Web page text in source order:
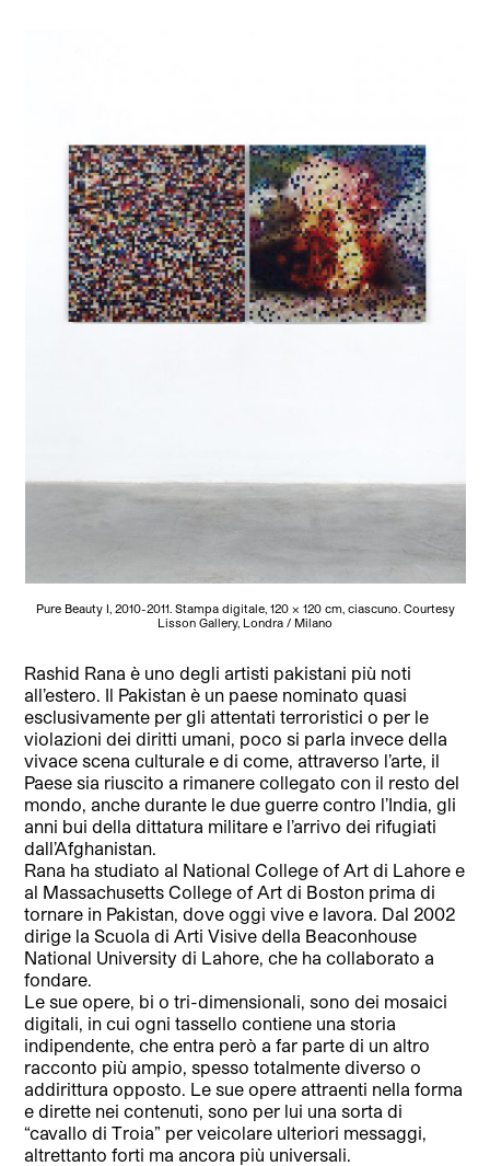
Pure Beauty I, 2010-2011. Stampa digitale, 120 x 120 cm, ciascuno. Courtesy
Lisson Gallery, Londra / Milano
Rashid Rana è uno degli artisti pakistani più noti
all’estero. Il Pakistan è un paese nominato quasi
esclusivamente per gli attentati terroristici o per le
violazioni dei diritti umani, poco si parla invece della
vivace scena culturale e di come, attraverso l’arte, il
Paese sia riuscito a rimanere collegato con il resto del
mondo, anche durante le due guerre contro l’India, gli
anni bui della dittatura militare e l’arrivo dei rifugiati
dall’Afghanistan.
Rana ha studiato al National College of Art di Lahore e
al Massachusetts College of Art di Boston prima di
tornare in Pakistan, dove oggi vive e lavora. Dal 2002
dirige la Scuola di Arti Visive della Beaconhouse
National University di Lahore, che ha collaborato a
fondare.
Le sue opere, bi o tri-dimensionali, sono dei mosaici
digitali, in cui ogni tassello contiene una storia
indipendente, che entra però a far parte di un altro
racconto più ampio, spesso totalmente diverso o
addirittura opposto. Le sue opere attraenti nella forma
e dirette nei contenuti, sono per lui una sorta di
“cavallo di Troia” per veicolare ulteriori messaggi,
altrettanto forti ma ancora più universali.